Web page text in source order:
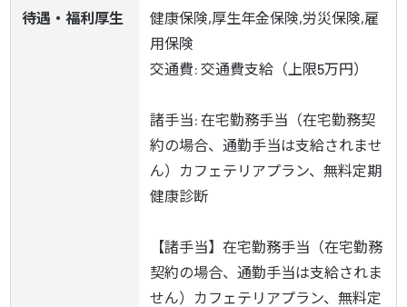
待遇・福利厚生
健康保険,厚生年金保険,労災保険,雇
用保険
交通費: 交通費支給（上限5万円）
諸手当: 在宅勤務手当（在宅勤務契
約の場合、通勤手当は支給されませ
ん）カフェテリアプラン、無料定期
健康診断
【諸手当】在宅勤務手当（在宅勤務
契約の場合、通勤手当は支給されま
せん）カフェテリアプラン、無料定